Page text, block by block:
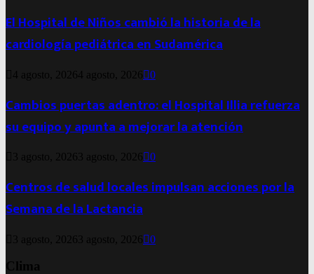
El Hospital de Niños cambió la historia de la
cardiología pediátrica en Sudamérica
4 agosto, 20264 agosto, 2026 0
Cambios puertas adentro: el Hospital Illia refuerza
su equipo y apunta a mejorar la atención
3 agosto, 2026 3 agosto, 2026 0
Centros de salud locales impulsan acciones por la
Semana de la Lactancia
3 agosto, 2026 3 agosto, 2026 0
Clima